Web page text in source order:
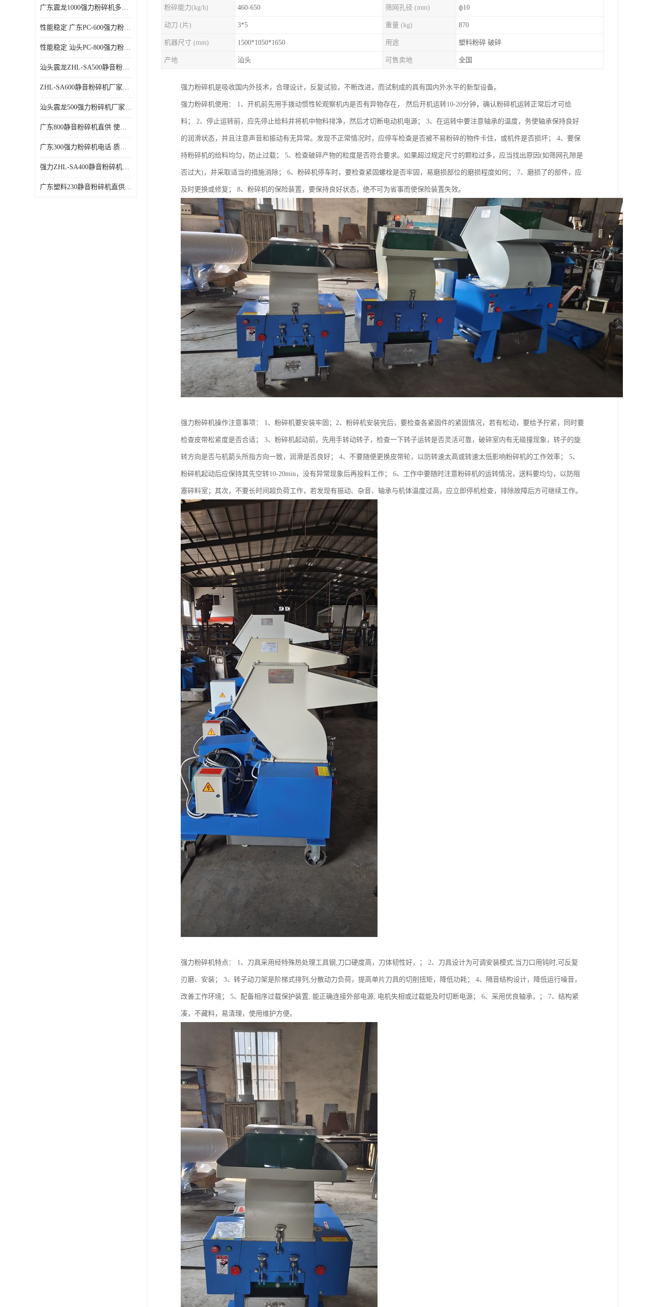
广东震龙1000强力粉碎机多少钱一台 使用方便
性能稳定 广东PC-600强力粉碎机电话
性能稳定 汕头PC-800强力粉碎机厂家批发
汕头震龙ZHL-SA500静音粉碎机多少钱一台
ZHL-SA600静音粉碎机厂家电话 质量可靠
汕头震龙500强力粉碎机厂家批发 噪音低
广东800静音粉碎机直供 使用寿命长
广东300强力粉碎机电话 质量可靠
强力ZHL-SA400静音粉碎机多少钱一台 密封防尘
广东塑料230静音粉碎机直供 使用寿命长
粉碎能力(kg/h) 460-650 筛网孔径 (mm) ф10
动刀 (片) 3*5 重量 (kg) 870
机器尺寸 (mm) 1500*1050*1650 用途 塑料粉碎 破碎
产地 汕头 可售卖地 全国
强力粉碎机是吸收国内外技术，合理设计，反复试验，不断改进，而试制成的具有国内外水平的新型设备。
强力粉碎机使用： 1、开机前先用手拨动惯性轮观察机内是否有异物存在， 然后开机运转10-20分钟，确认粉碎机运转正常后才可给
料； 2、停止运转前，应先停止给料并将机中物料排净，然后才切断电动机电源； 3、在运转中要注意轴承的温度，务使轴承保持良好
的润滑状态，并且注意声音和振动有无异常。发现不正常情况时，应停车检查是否被不易粉碎的物件卡住，或机件是否损坏； 4、要保
持粉碎机的给料均匀，防止过载； 5、检查破碎产物的粒度是否符合要求。如果超过规定尺寸的颗粒过多，应当找出原因(如筛网孔隙是
否过大)，并采取适当的措施消除； 6、粉碎机停车时，要检查紧固螺栓是否牢固，易磨损部位的磨损程度如何； 7、磨损了的部件，应
及时更换或修复； 8、粉碎机的保险装置，要保持良好状态，绝不可为省事而使保险装置失效。
强力粉碎机操作注意事项： 1、粉碎机要安装牢固；2、粉碎机安装完后，要检查各紧固件的紧固情况，若有松动，要给予拧紧，同时要
检查皮带松紧度是否合适； 3、粉碎机起动前，先用手转动转子，检查一下转子运转是否灵活可靠，破碎室内有无碰撞现象，转子的旋
转方向是否与机箭头所指方向一致，润滑是否良好； 4、不要随便更换皮带轮，以防转速太高或转速太低影响粉碎机的工作效率； 5、
粉碎机起动后应保持其先空转10-20min，没有异常现象后再投料工作； 6、工作中要随时注意粉碎机的运转情况，送料要均匀，以防阻
塞碎料室；其次，不要长时间超负荷工作，若发现有振动、杂音、轴承与机体温度过高，应立即停机检查，排除故障后方可继续工作。
强力粉碎机特点： 1、刀具采用经特殊热处理工具钢,刀口硬度高，刀体韧性好，； 2、刀具设计为可调安装模式,当刀口用钝时,可反复
刃磨、安装； 3、转子动刀架是阶梯式排列,分散动力负荷，提高单片刀具的切削扭矩，降低功耗； 4、隔音结构设计，降低运行噪音，
改善工作环境； 5、配备相序过载保护装置, 能正确连接外部电源, 电机失相或过载能及时切断电源； 6、采用优良轴承，； 7、结构紧
凑，不藏料，易清理，使用维护方便。